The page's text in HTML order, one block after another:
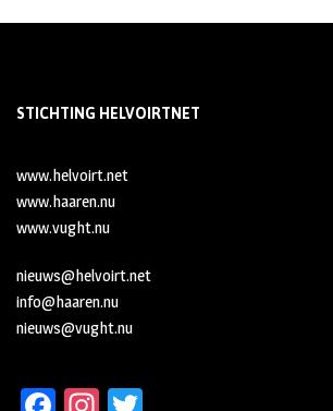
STICHTING HELVOIRTNET
www.helvoirt.net
www.haaren.nu
www.vught.nu
nieuws@helvoirt.net
info@haaren.nu
nieuws@vught.nu